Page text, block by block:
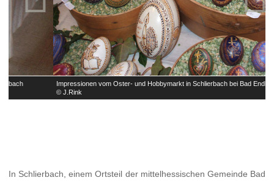
Impressionen vom Oster- und Hobbymarkt in Schlierbach bei Bad Endbach
In Schlierbach, einem Ortsteil der mittelhessischen Gemeinde Bad